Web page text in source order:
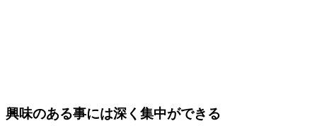
興味のある事には深く集中ができる